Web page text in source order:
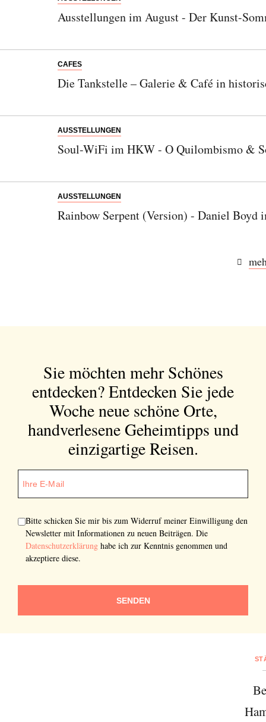
Ausstellungen im August - Der Kunst-
CAFES
Die Tankstelle – Galerie & Café in
AUSSTELLUNGEN
Soul-WiFi im HKW - O Quilombismo &
AUSSTELLUNGEN
Rainbow Serpent (Version) - Daniel Boyd
Sie möchten mehr Schönes
entdecken?Entdecken Sie jede
Woche neue schöne Orte,
handverlesene Geheimtipps und
einzigartige Reisen.
Bitte schicken Sie mir bis zum Widerruf meiner Einwilligung den
Newsletter mit Informationen zu neuen Beiträgen. Die
Datenschutzerklärung habe ich zur Kenntnis genommen und
akzeptiere diese.
SENDEN